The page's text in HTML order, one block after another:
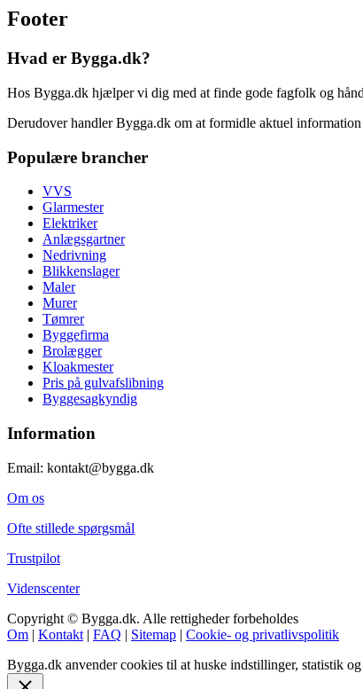
Footer
Hvad er Bygga.dk?
Hos Bygga.dk hjælper vi dig med at finde gode fagfolk og
Derudover handler Bygga.dk om at formidle aktuel
Populære brancher
VVS
Glarmester
Elektriker
Anlægsgartner
Nedrivning
Blikkenslager
Maler
Murer
Tømrer
Byggefirma
Brolægger
Kloakmester
Pris på gulvafslibning
Byggesagkyndig
Information
Email: kontakt@bygga.dk
Om os
Ofte stillede spørgsmål
Trustpilot
Videnscenter
Copyright © Bygga.dk. Alle rettigheder forbeholdes
Om | Kontakt | FAQ | Sitemap | Cookie- og privatlivspolitik
Bygga.dk anvender cookies til at huske indstillinger, statistik